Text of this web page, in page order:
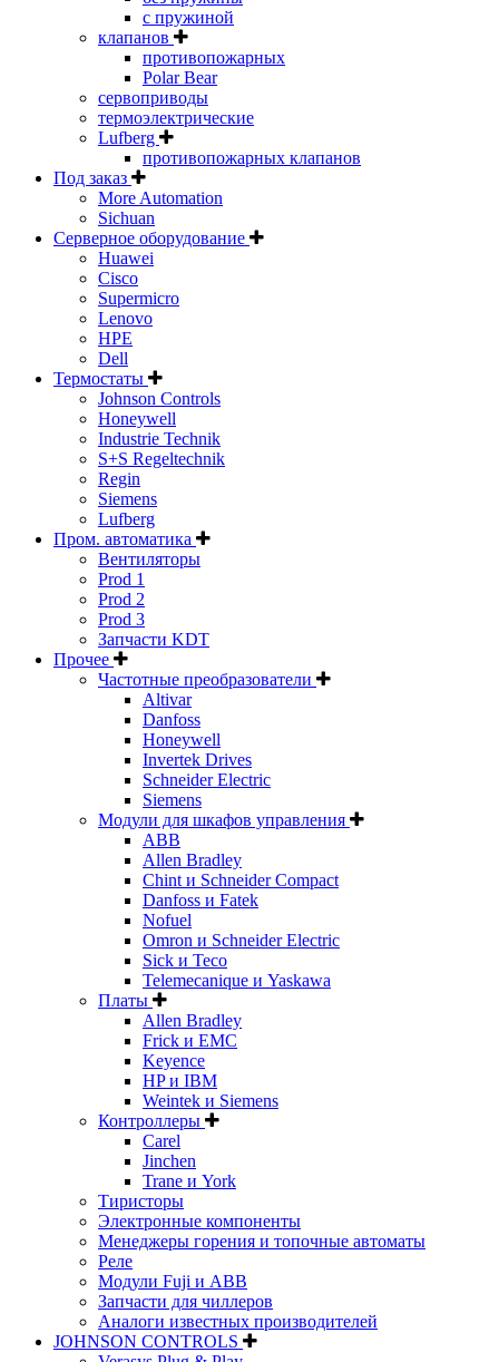
с пружиной
клапанов
противопожарных
Polar Bear
сервоприводы
термоэлектрические
Lufberg
противопожарных клапанов
Под заказ
More Automation
Sichuan
Серверное оборудование
Huawei
Cisco
Supermicro
Lenovo
HPE
Dell
Термостаты
Johnson Controls
Honeywell
Industrie Technik
S+S Regeltechnik
Regin
Siemens
Lufberg
Пром. автоматика
Вентиляторы
Prod 1
Prod 2
Prod 3
Запчасти KDT
Прочее
Частотные преобразователи
Altivar
Danfoss
Honeywell
Invertek Drives
Schneider Electric
Siemens
Модули для шкафов управления
ABB
Allen Bradley
Chint и Schneider Compact
Danfoss и Fatek
Nofuel
Omron и Schneider Electric
Sick и Teco
Telemecanique и Yaskawa
Платы
Allen Bradley
Frick и EMC
Keyence
HP и IBM
Weintek и Siemens
Контроллеры
Carel
Jinchen
Trane и York
Тиристоры
Электронные компоненты
Менеджеры горения и топочные автоматы
Реле
Модули Fuji и ABB
Запчасти для чиллеров
Аналоги известных производителей
JOHNSON CONTROLS